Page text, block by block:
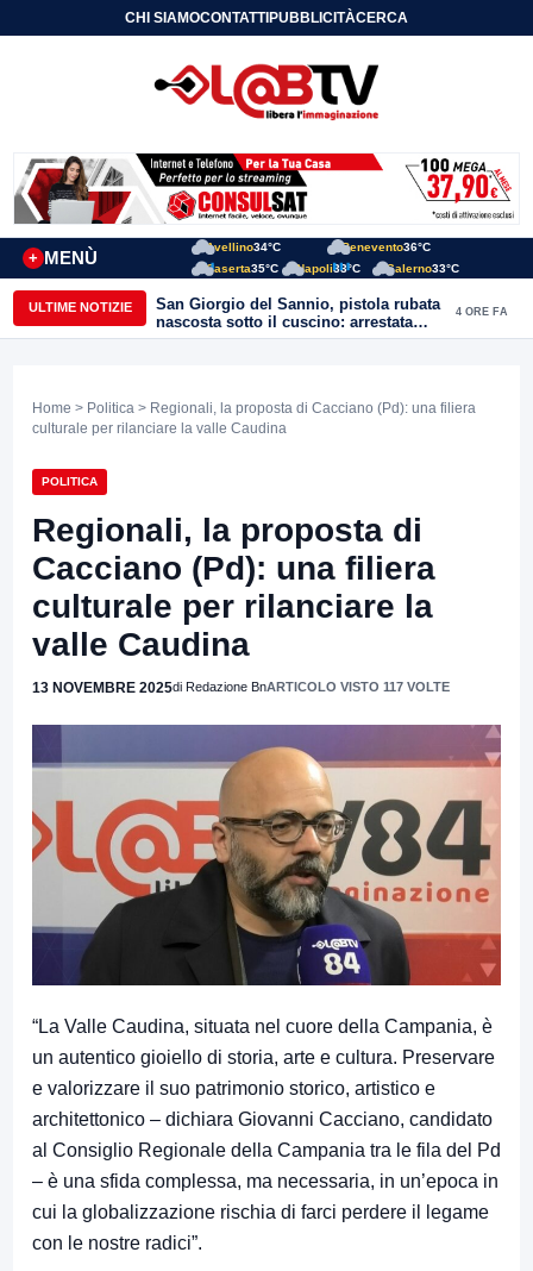
CHI SIAMOCONTATTIPUBBLICITÀCERCA
MENÙ
+
Avellino34°C Benevento36°C
Caserta35°C Napoli33°C Salerno33°C
ULTIME NOTIZIE
San Giorgio del Sannio, pistola rubata
nascosta sotto il cuscino: arrestata
51enne
4 ORE FA
Home > Politica > Regionali, la proposta di Cacciano (Pd): una filiera
culturale per rilanciare la valle Caudina
POLITICA
Regionali, la proposta di
Cacciano (Pd): una filiera
culturale per rilanciare la
valle Caudina
13 NOVEMBRE 2025di Redazione BnARTICOLO VISTO 117 VOLTE
“La Valle Caudina, situata nel cuore della Campania, è
un autentico gioiello di storia, arte e cultura. Preservare
e valorizzare il suo patrimonio storico, artistico e
architettonico – dichiara Giovanni Cacciano, candidato
al Consiglio Regionale della Campania tra le fila del Pd
– è una sfida complessa, ma necessaria, in un’epoca in
cui la globalizzazione rischia di farci perdere il legame
con le nostre radici”.